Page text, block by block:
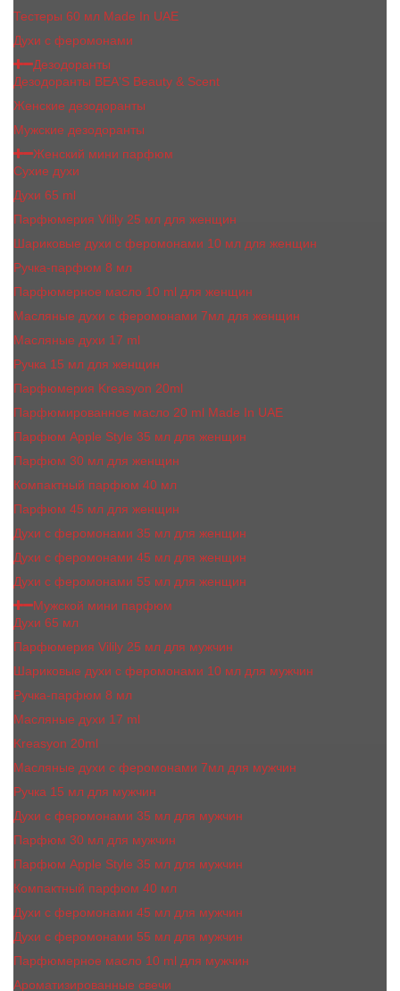
Тестеры 60 мл Made In UAE
Духи с феромонами
Дезодоранты
Дезодоранты BEA'S Beauty & Scent
Женские дезодоранты
Мужские дезодоранты
Женский мини парфюм
Сухие духи
Духи 65 ml
Парфюмерия Vilily 25 мл для женщин
Шариковые духи с феромонами 10 мл для женщин
Ручка-парфюм 8 мл
Парфюмерное масло 10 ml для женщин
Масляные духи c феромонами 7мл для женщин
Масляные духи 17 ml
Ручка 15 мл для женщин
Парфюмерия Kreasyon 20ml
Парфюмированное масло 20 ml Made In UAE
Парфюм Apple Style 35 мл для женщин
Парфюм 30 мл для женщин
Компактный парфюм 40 мл
Парфюм 45 мл для женщин
Духи с феромонами 35 мл для женщин
Духи с феромонами 45 мл для женщин
Духи с феромонами 55 мл для женщин
Мужской мини парфюм
Духи 65 мл
Парфюмерия Vilily 25 мл для мужчин
Шариковые духи с феромонами 10 мл для мужчин
Ручка-парфюм 8 мл
Масляные духи 17 ml
Kreasyon 20ml
Масляные духи c феромонами 7мл для мужчин
Ручка 15 мл для мужчин
Духи с феромонами 35 мл для мужчин
Парфюм 30 мл для мужчин
Парфюм Apple Style 35 мл для мужчин
Компактный парфюм 40 мл
Духи с феромонами 45 мл для мужчин
Духи с феромонами 55 мл для мужчин
Парфюмерное масло 10 ml для мужчин
Ароматизированные свечи